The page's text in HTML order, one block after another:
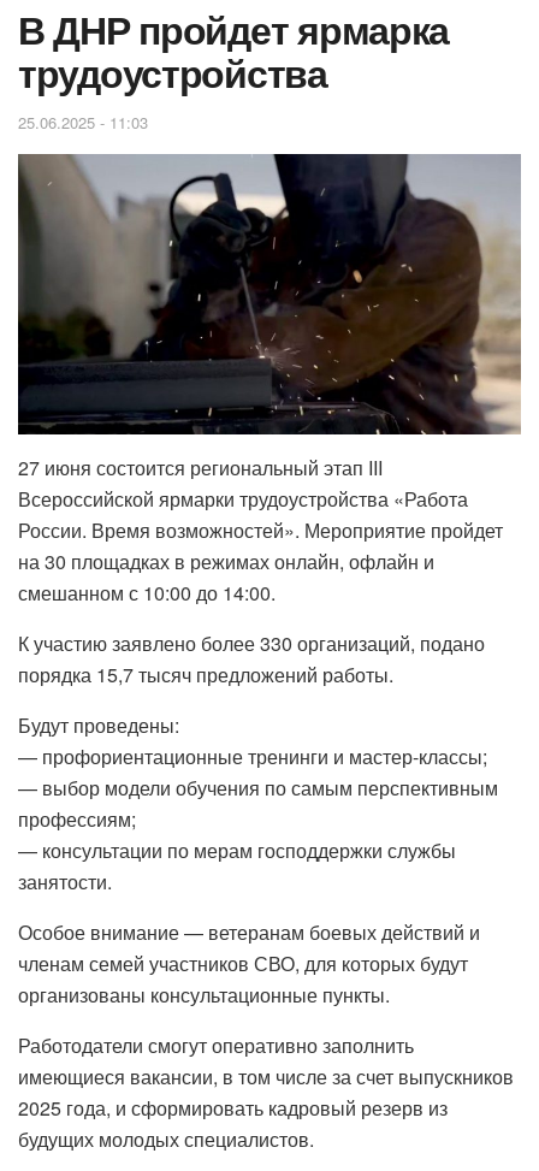
В ДНР пройдет ярмарка
трудоустройства
25.06.2025 - 11:03
27 июня состоится региональный этап III
Всероссийской ярмарки трудоустройства «Работа
России. Время возможностей». Мероприятие пройдет
на 30 площадках в режимах онлайн, офлайн и
смешанном с 10:00 до 14:00.
К участию заявлено более 330 организаций, подано
порядка 15,7 тысяч предложений работы.
Будут проведены:
— профориентационные тренинги и мастер-классы;
— выбор модели обучения по самым перспективным
профессиям;
— консультации по мерам господдержки службы
занятости.
Особое внимание — ветеранам боевых действий и
членам семей участников СВО, для которых будут
организованы консультационные пункты.
Работодатели смогут оперативно заполнить
имеющиеся вакансии, в том числе за счет выпускников
2025 года, и сформировать кадровый резерв из
будущих молодых специалистов.